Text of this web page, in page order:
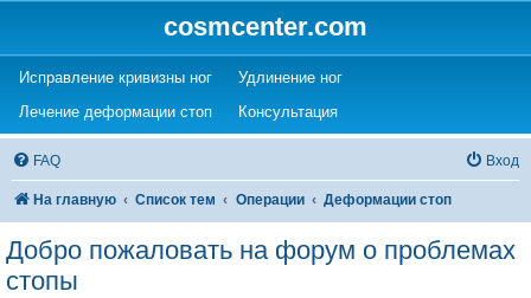
cosmcenter.com
Исправление кривизны ног(Opens a new tab)
Удлинение ног(Opens a new tab)
Лечение деформации стоп(Opens a new tab)
Консультация(Opens a new tab)
FAQ Вход
На главную Список тем Операции Деформации стоп
Добро пожаловать на форум о проблемах
стопы